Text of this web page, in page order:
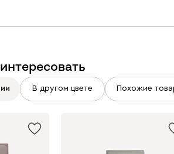
Терра
В другом цвете Похожие